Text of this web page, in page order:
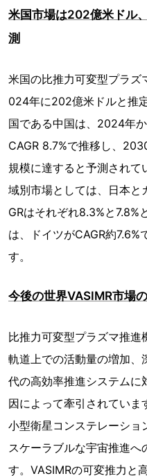
米国市場は202億米ドル
測
米国の比推力可変型プラズ
024年に202億米ドルと推
国である中国は、2024年
CAGR 8.7%で推移し、
規模に達すると予測され
域別市場としては、日本
GRはそれぞれ8.3%と7.8%
は、ドイツがCAGR約7.6%
す。
今後の世界VASIMR市場
比推力可変型プラズマ推進
軌道上での活動量の増加、
代の高効率推進システムに
因によって牽引されていま
小型衛星コンステレーショ
スケーラブルな宇宙推進へ
す。VASIMRの可変推力と